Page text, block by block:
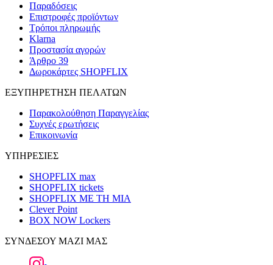
Παραδόσεις
Επιστροφές προϊόντων
Τρόποι πληρωμής
Klarna
Προστασία αγορών
Άρθρο 39
Δωροκάρτες SHOPFLIX
ΕΞΥΠΗΡΕΤΗΣΗ ΠΕΛΑΤΩΝ
Παρακολούθηση Παραγγελίας
Συχνές ερωτήσεις
Επικοινωνία
ΥΠΗΡΕΣΙΕΣ
SHOPFLIX max
SHOPFLIX tickets
SHOPFLIX ΜΕ ΤΗ ΜΙΑ
Clever Point
BOX NOW Lockers
ΣΥΝΔΕΣΟΥ ΜΑΖΙ ΜΑΣ